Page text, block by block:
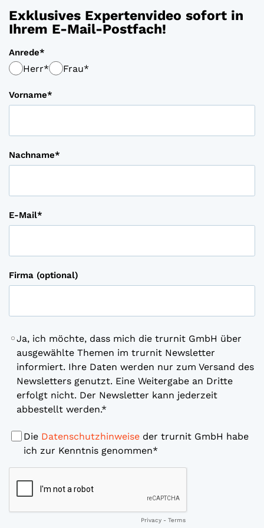
Exklusives Expertenvideo sofort in
Ihrem E-Mail-Postfach!
Anrede
Herr Frau
Vorname
Nachname
E-Mail
Firma (optional)
Ja, ich möchte, dass mich die trurnit GmbH über
ausgewählte Themen im trurnit Newsletter
informiert. Ihre Daten werden nur zum Versand des
Newsletters genutzt. Eine Weitergabe an Dritte
erfolgt nicht. Der Newsletter kann jederzeit
abbestellt werden.
Die Datenschutzhinweiseder trurnit GmbH habe
ich zur Kenntnis genommen
Privacy - Terms